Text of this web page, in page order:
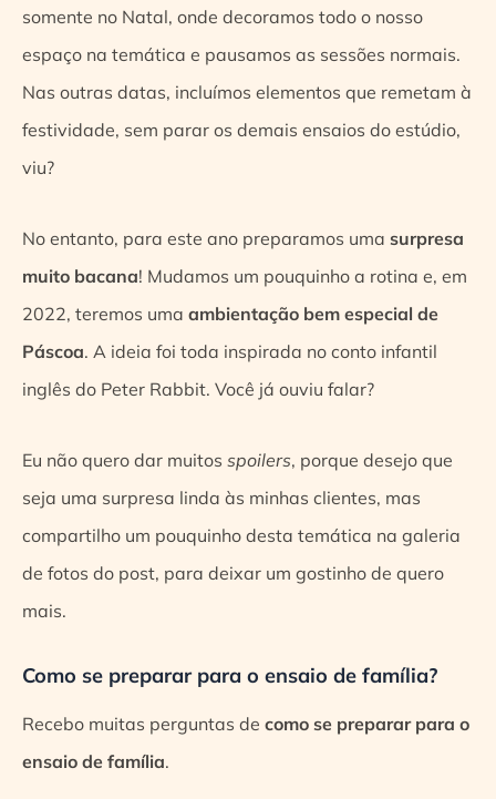
somente no Natal, onde decoramos todo o nosso
espaço na temática e pausamos as sessões normais.
Nas outras datas, incluímos elementos que remetam à
festividade, sem parar os demais ensaios do estúdio,
viu?
No entanto, para este ano preparamos uma surpresa
muito bacana! Mudamos um pouquinho a rotina e, em
2022, teremos uma ambientação bem especial de
Páscoa. A ideia foi toda inspirada no conto infantil
inglês do Peter Rabbit. Você já ouviu falar?
Eu não quero dar muitos spoilers, porque desejo que
seja uma surpresa linda às minhas clientes, mas
compartilho um pouquinho desta temática na galeria
de fotos do post, para deixar um gostinho de quero
mais.
Como se preparar para o ensaio de família?
Recebo muitas perguntas de como se preparar para o
ensaio de família.